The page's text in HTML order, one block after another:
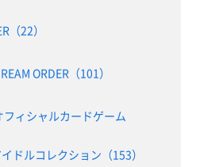
（22）
ORDER（101）
ィシャルカードゲーム
ドルコレクション（153）